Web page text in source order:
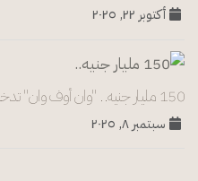
أكتوبر ٢٢, ٢٠٢٥
150 مليار جنيه.. "وان أوف وان" تدخل سوق التطوير العقاري برؤية مختلفة
سبتمبر ٨, ٢٠٢٥